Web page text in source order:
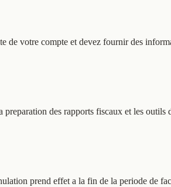
de votre compte et devez fournir des
des rapports fiscaux et les
prend effet a la fin de la periode de